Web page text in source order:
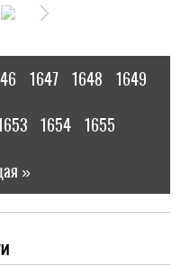
1647 1648 1649
1654 1655
»